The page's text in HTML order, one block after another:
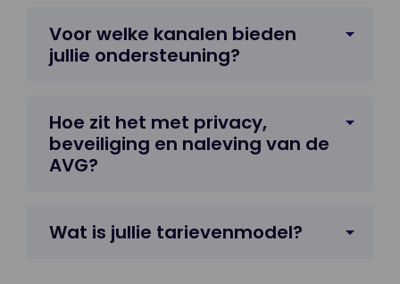
Voor welke kanalen bieden
jullie ondersteuning?
Hoe zit het met privacy,
beveiliging en naleving van de
AVG?
Wat is jullie tarievenmodel?